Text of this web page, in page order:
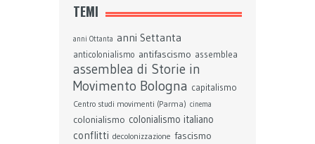
TEMI
anni Ottanta anni Settanta
anticolonialismo antifascismo assemblea
assemblea di Storie in
Movimento Bologna capitalismo
Centro studi movimenti (Parma) cinema
colonialismo colonialismo italiano
conflitti decolonizzazione fascismo